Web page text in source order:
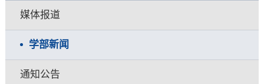
媒体报道
学部新闻
通知公告